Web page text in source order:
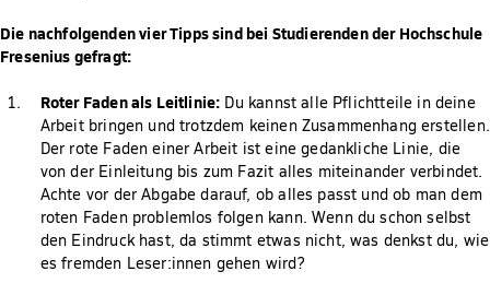
Die nachfolgenden vier Tipps sind bei Studierenden der Hochschule
Fresenius gefragt:
Roter Faden als Leitlinie: Du kannst alle Pflichtteile in deine
Arbeit bringen und trotzdem keinen Zusammenhang erstellen.
Der rote Faden einer Arbeit ist eine gedankliche Linie, die
von der Einleitung bis zum Fazit alles miteinander verbindet.
Achte vor der Abgabe darauf, ob alles passt und ob man dem
roten Faden problemlos folgen kann. Wenn du schon selbst
den Eindruck hast, da stimmt etwas nicht, was denkst du, wie
es fremden Leser:innen gehen wird?